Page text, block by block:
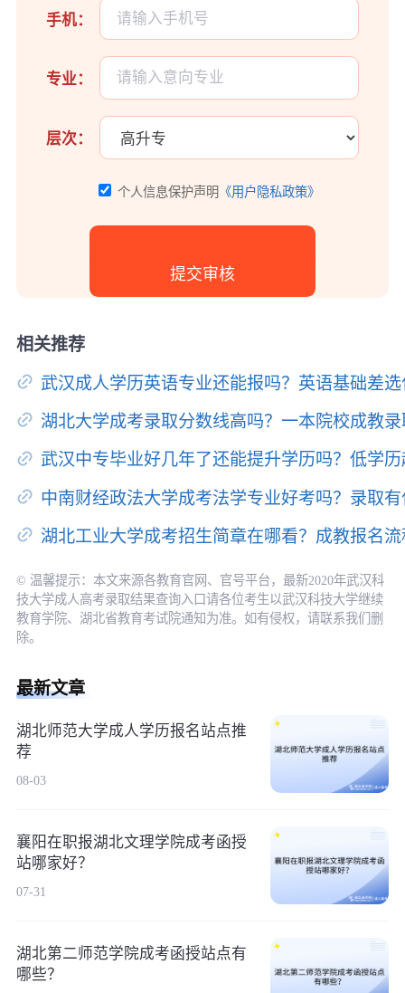
手机：
专业：
层次：
个人信息保护声明 《用户隐私政策》
相关推荐
武汉成人学历英语专业还能报吗？英语基础差
湖北大学成考录取分数线高吗？一本院校成教
武汉中专毕业好几年了还能提升学历吗？低学
中南财经政法大学成考法学专业好考吗？录取
湖北工业大学成考招生简章在哪看？成教报名
© 温馨提示：本文来源各教育官网、官号平台，最新2020年武汉科
技大学成人高考录取结果查询入口请各位考生以武汉科技大学继续
教育学院、湖北省教育考试院通知为准。如有侵权，请联系我们删
除。
最新文章
湖北师范大学成人学历报名站点推
荐
08-03
襄阳在职报湖北文理学院成考函授
站哪家好？
07-31
湖北第二师范学院成考函授站点有
哪些？